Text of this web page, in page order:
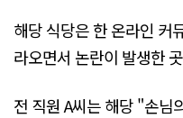
해당 식당은 한 온라인 커
라오면서 논란이 발생한
전 직원 A씨는 해당 "손